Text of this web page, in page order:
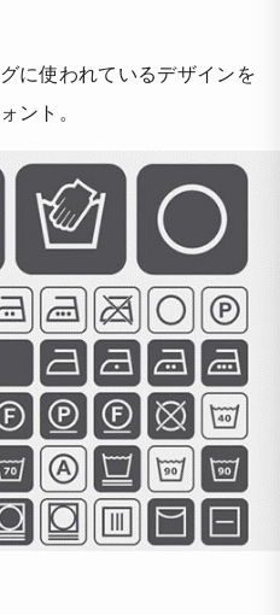
に使われているデザインを
ント。